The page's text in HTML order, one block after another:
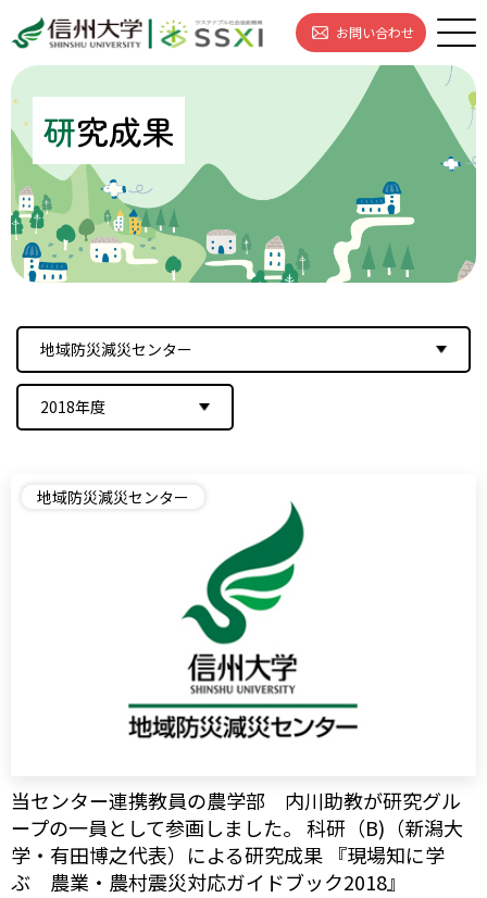
お問い合わせ
研究成果
地域防災減災センター
2018年度
地域防災減災センター
当センター連携教員の農学部 内川助教が研究グル
ープの一員として参画しました。 科研（B)（新潟大
学・有田博之代表）による研究成果 『現場知に学
ぶ 農業・農村震災対応ガイドブック2018』